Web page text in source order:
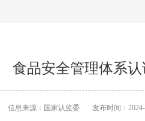
食品安全管理体系认
信息来源： 国家认监委发布时间：2024-